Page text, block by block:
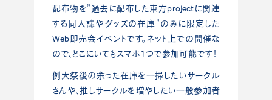
配布物を”過去に配布した東方projectに関連
する同人誌やグッズの在庫”のみに限定した
Web即売会イベントです。ネット上での開催な
ので、どこにいてもスマホ1つで参加可能です！
例大祭後の余った在庫を一掃したいサークル
さんや、推しサークルを増やしたい一般参加者